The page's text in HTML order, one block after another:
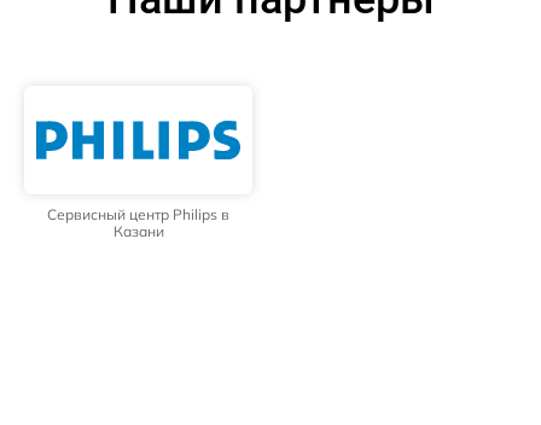
Сервисный центр Philips в
Казани